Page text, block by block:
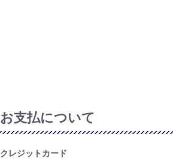
お支払について
クレジットカード